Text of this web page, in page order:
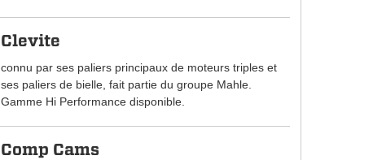
Clevite
connu par ses paliers principaux de moteurs triples et
ses paliers de bielle, fait partie du groupe Mahle.
Gamme Hi Performance disponible.
Comp Cams